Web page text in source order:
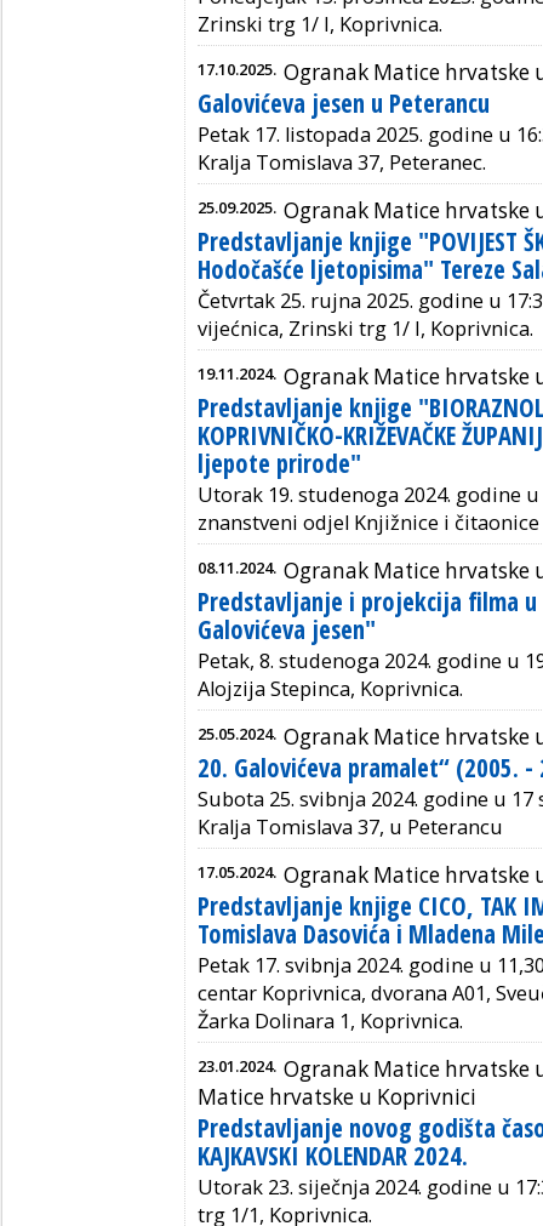
Zrinski trg 1/ I, Koprivnica.
17.10.2025. Ogranak Matice hrvatske
Galovićeva jesen u Peterancu
Petak 17. listopada 2025. godine u
Kralja Tomislava 37, Peteranec.
25.09.2025. Ogranak Matice hrvatske
Predstavljanje knjige "POVIJEST
Hodočašće ljetopisima" Tereze
Četvrtak 25. rujna 2025. godine u
vijećnica, Zrinski trg 1/ I, Koprivnica.
19.11.2024. Ogranak Matice hrvatske
Predstavljanje knjige
KOPRIVNIČKO-KRIŽEVAČKE
ljepote prirode"
Utorak 19. studenoga 2024. godine
znanstveni odjel Knjižnice i
08.11.2024. Ogranak Matice hrvatske
Predstavljanje i projekcija filma
Galovićeva jesen"
Petak, 8. studenoga 2024. godine u
Alojzija Stepinca, Koprivnica.
25.05.2024. Ogranak Matice hrvatske
20. Galovićeva pramalet“ (2005. -
Subota 25. svibnja 2024. godine u 17
Kralja Tomislava 37, u Peterancu
17.05.2024. Ogranak Matice hrvatske
Predstavljanje knjige CICO, TAK
Tomislava Dasovića i Mladena
Petak 17. svibnja 2024. godine u
centar Koprivnica, dvorana A01,
Žarka Dolinara 1, Koprivnica.
23.01.2024. Ogranak Matice hrvatske
Matice hrvatske u Koprivnici
Predstavljanje novog godišta
KAJKAVSKI KOLENDAR 2024.
Utorak 23. siječnja 2024. godine u
trg 1/1, Koprivnica.